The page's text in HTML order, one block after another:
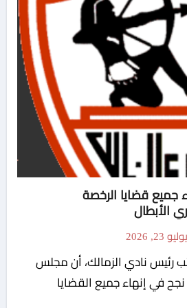
جميع قضايا الرخصة
الأبطال
يوليو 23, 2026
نجح في إنهاء جميع القضايا